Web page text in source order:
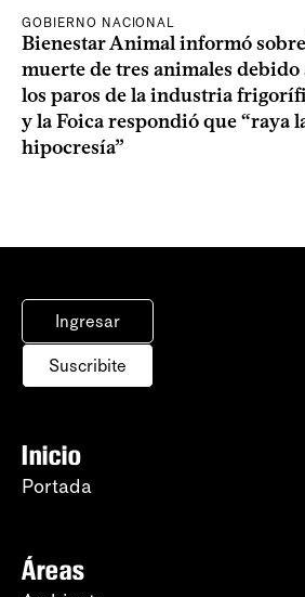
GOBIERNO NACIONAL
Bienestar Animal informó
muerte de tres animales debido
los paros de la industria
y la Foica respondió que “raya
hipocresía”
Ingresar
Suscribite
Inicio
Portada
Áreas